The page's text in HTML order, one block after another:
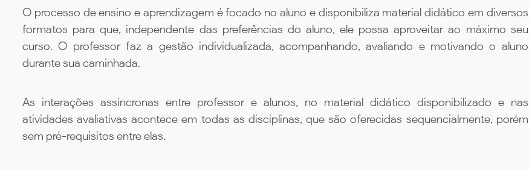
O processo de ensino e aprendizagem é focado no aluno e disponibiliza material didático em diversos
formatos para que, independente das preferências do aluno, ele possa aproveitar ao máximo seu
curso. O professor faz a gestão individualizada, acompanhando, avaliando e motivando o aluno
durante sua caminhada.
As interações assíncronas entre professor e alunos, no material didático disponibilizado e nas
atividades avaliativas acontece em todas as disciplinas, que são oferecidas sequencialmente, porém
sem pré-requisitos entre elas.